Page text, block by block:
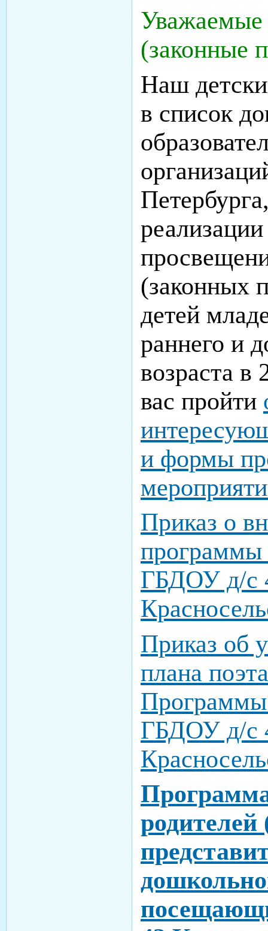
Уважаемые
(законные
Наш
в список
(законных
детей
раннего и
возраста в
вас пройти
и формы
Приказ о
программы
ГБДОУ д/с
Приказ об
плана
ГБДОУ д/с
родителей